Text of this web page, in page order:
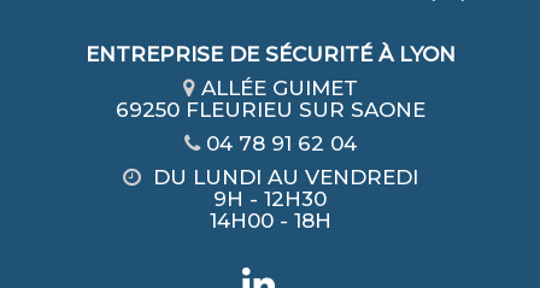
ENTREPRISE DE SÉCURITÉ À LYON
ALLÉE GUIMET
69250 FLEURIEU SUR SAONE
04 78 91 62 04
DU LUNDI AU VENDREDI
9H - 12H30
14H00 - 18H